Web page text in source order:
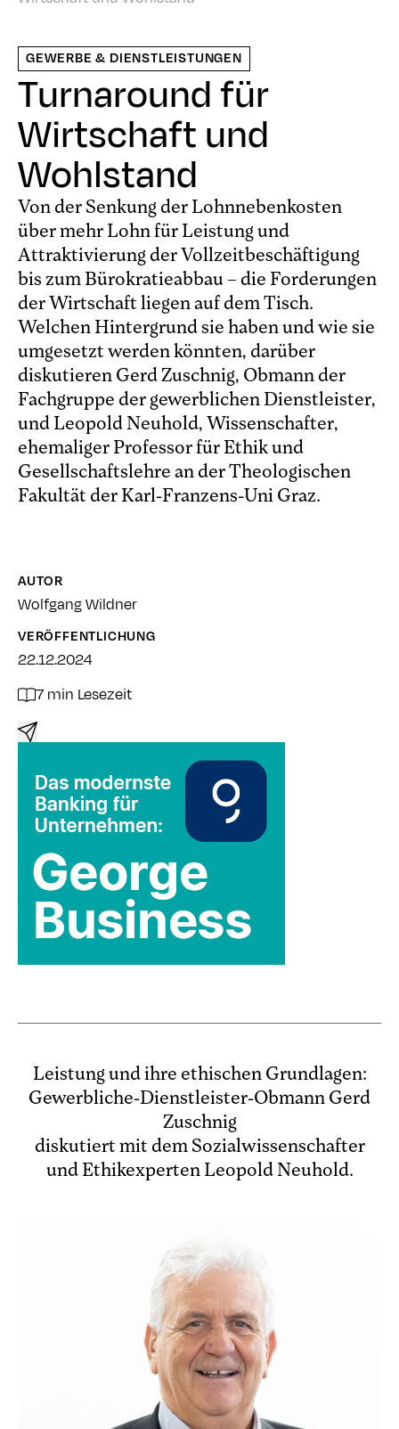
GEWERBE & DIENSTLEISTUNGEN
Turnaround für
Wirtschaft und
Wohlstand
Von der Senkung der Lohnnebenkosten
über mehr Lohn für Leistung und
Attraktivierung der Vollzeitbeschäftigung
bis zum Bürokratieabbau – die Forderungen
der Wirtschaft liegen auf dem Tisch.
Welchen Hintergrund sie haben und wie sie
umgesetzt werden könnten, darüber
diskutieren Gerd Zuschnig, Obmann der
Fachgruppe der gewerblichen Dienstleister,
und Leopold Neuhold, Wissenschafter,
ehemaliger Professor für Ethik und
Gesellschaftslehre an der Theologischen
Fakultät der Karl-Franzens-Uni Graz.
AUTOR
Wolfgang Wildner
VERÖFFENTLICHUNG
22.12.2024
7 min Lesezeit
Leistung und ihre ethischen Grundlagen:
Gewerbliche-Dienstleister-Obmann Gerd
Zuschnig
diskutiert mit dem Sozialwissenschafter
und Ethikexperten Leopold Neuhold.